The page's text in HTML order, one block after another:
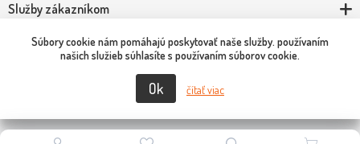
Služby zákazníkom
Môj účet
Copyright © 2026 Scooter-Tuning SK. Všetky práva vyhradené.
Súbory cookie nám pomáhajú poskytovať naše služby. používaním
našich služieb súhlasíte s používaním súborov cookie.
Ok čítať viac